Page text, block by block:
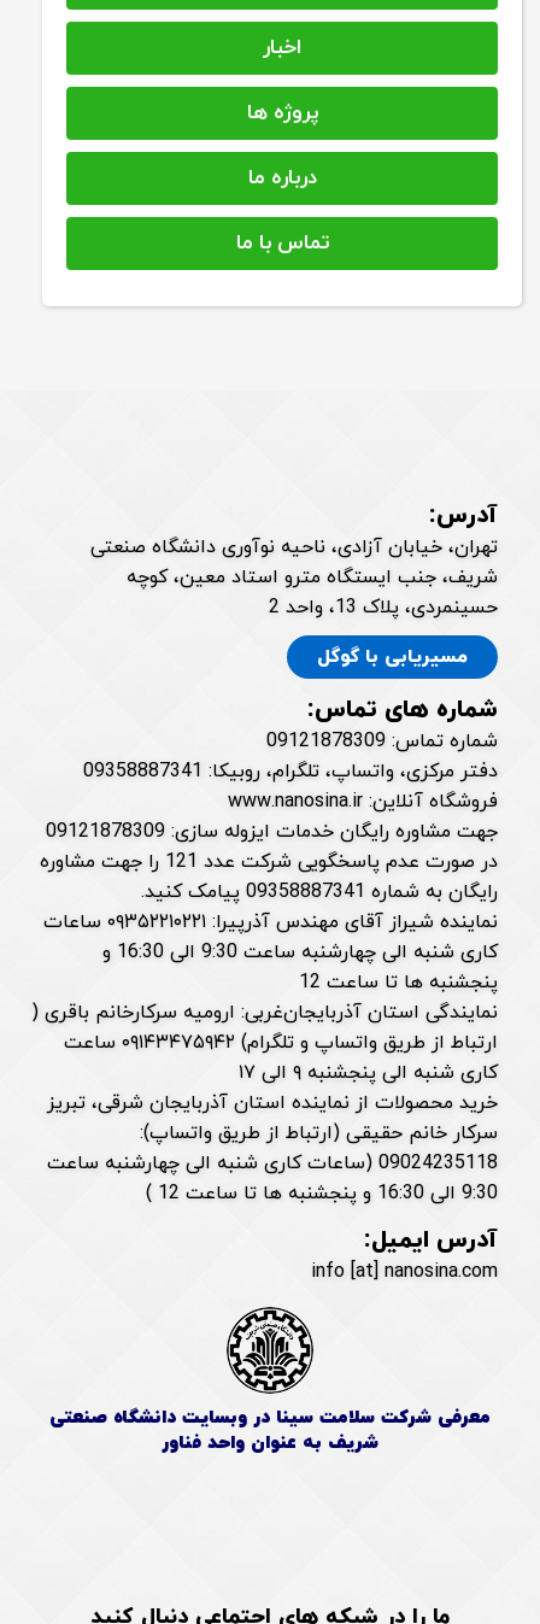
اخبار
پروژه ها
درباره ما
تماس با ما
آدرس:
تهران، خیابان آزادی، ناحیه نوآوری دانشگاه صنعتی
شریف، جنب ایستگاه مترو استاد معین، کوچه
حسینمردی، پلاک 13، واحد 2
مسیریابی با گوگل
شماره های تماس:
شماره تماس: 09121878309
دفتر مرکزی، واتساپ، تلگرام، روبیکا: 09358887341
فروشگاه آنلاین: www.nanosina.ir
جهت مشاوره رایگان خدمات ایزوله سازی: 09121878309
در صورت عدم پاسخگویی شرکت عدد 121 را جهت مشاوره
رایگان به شماره 09358887341 پیامک کنید.
نماینده شیراز آقای مهندس آذرپیرا: ۰۹۳۵۲۲۱۰۲۲۱ ساعات
کاری شنبه الی چهارشنبه ساعت 9:30 الی 16:30 و
پنجشنبه ها تا ساعت 12
نمایندگی استان آذربایجان‌غربی: ارومیه سرکارخانم باقری (
ارتباط از طریق واتساپ و تلگرام) ۰۹۱۴۳۴۷۵۹۴۲ ساعت
کاری شنبه الی پنجشنبه ۹ الی ۱۷
خرید محصولات از نماینده استان آذربایجان شرقی، تبریز
سرکار خانم حقیقی (ارتباط از طریق واتساپ):
09024235118 (ساعات کاری شنبه الی چهارشنبه ساعت
9:30 الی 16:30 و پنجشنبه ها تا ساعت 12 )
آدرس ایمیل:
info [at] nanosina.com
معرفی شرکت سلامت سینا در وبسایت دانشگاه صنعتی
شریف به عنوان واحد فناور
ما را در شبکه های اجتماعی دنبال کنید